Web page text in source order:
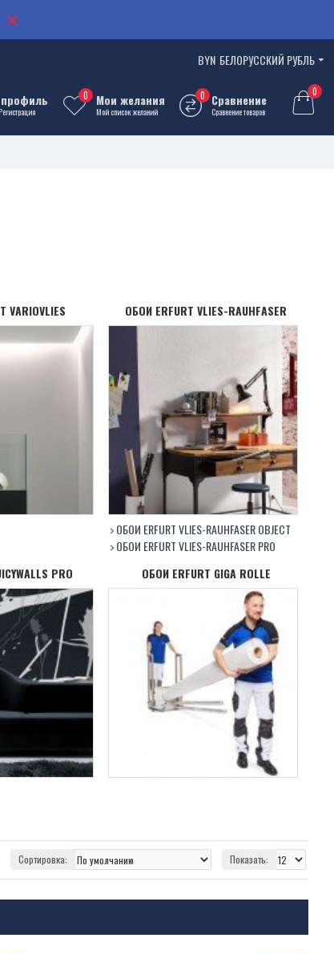
BYN БЕЛОРУССКИЙ РУБЛЬ
Мои желания
Мой список желаний
0 Сравнение
Сравнение товаров
0 0
VARIOVLIES ОБОИ ERFURT VLIES-RAUHFASER
ОБОИ ERFURT VLIES-RAUHFASER OBJECT
ОБОИ ERFURT VLIES-RAUHFASER PRO
PRO ОБОИ ERFURT GIGA ROLLE
Сортировка: Показать: